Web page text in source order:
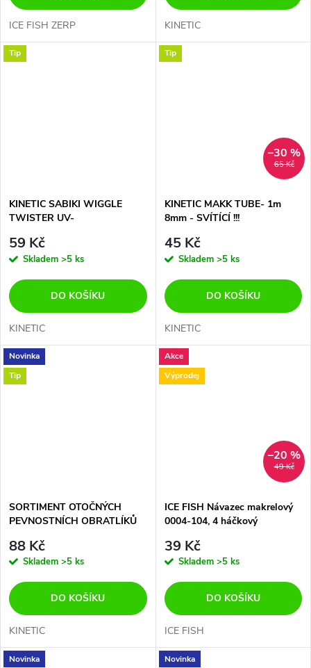
ICE FISH ZERP KINETIC
Tip
KINETIC SABIKI WIGGLE
TWISTER UV-
VLASEC 0,80-0,60mm- HOOK
5/0
59 Kč
Skladem >5 ks
DO KOŠÍKU
KINETIC
Tip
65 Kč
–30 %
KINETIC MAKK TUBE- 1m
8mm - SVÍTÍCÍ !!!
45 Kč
Skladem >5 ks
DO KOŠÍKU
KINETIC
Novinka
Tip
SORTIMENT OTOČNÝCH
PEVNOSTNÍCH OBRATLÍKŮ
88 Kč
Skladem >5 ks
DO KOŠÍKU
KINETIC
Akce
Výprodej
49 Kč
–20 %
ICE FISH Návazec makrelový
0004-104, 4 háčkový
39 Kč
Skladem >5 ks
DO KOŠÍKU
ICE FISH
Novinka Novinka